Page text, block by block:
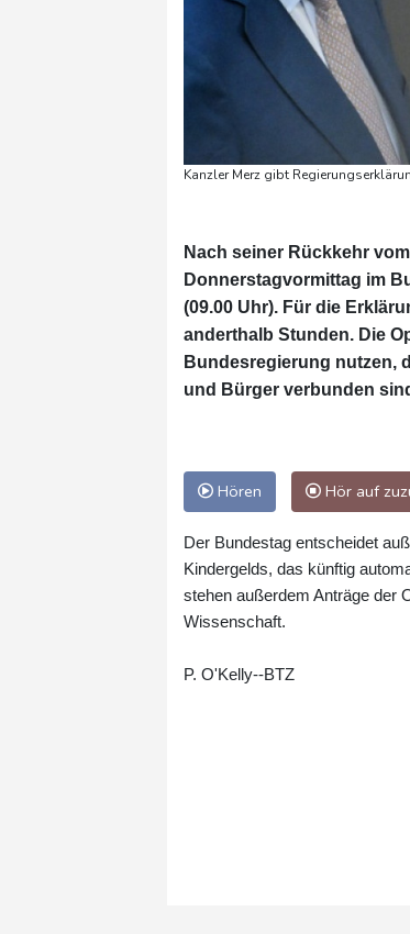
Kanzler Merz gibt
Nach seiner Rückkehr
Donnerstagvormittag im
(09.00 Uhr). Für die
anderthalb Stunden. Die
Bundesregierung nutzen,
und Bürger verbunden
Hören Hör auf
Der Bundestag entscheidet
Kindergelds, das künftig
stehen außerdem Anträge der
Wissenschaft.
P. O'Kelly--BTZ